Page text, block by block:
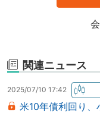
関連ニュース
2025/07/10 17:42
米10年債利回り